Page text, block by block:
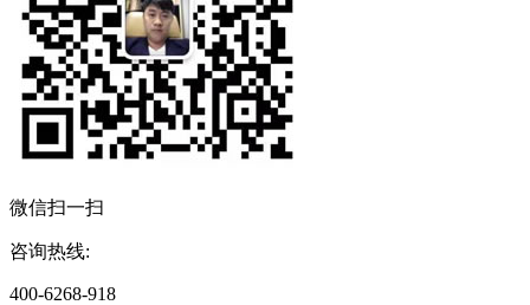
微信扫一扫
咨询热线:
400-6268-918